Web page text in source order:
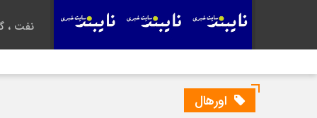
نفت ،
اورهال